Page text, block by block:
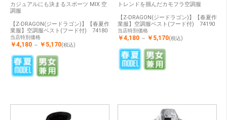
カジュアルにも決まるスポーツ MIX 空
調服
【Z-DRAGON(ジードラゴン)】【春夏作
業服】空調服ベスト(フード付) 74180
当店特別価格
￥4,180 ～ ￥5,170(税込)
トレンドを掴んだカモフラ空調服
【Z-DRAGON(ジードラゴン)】【春夏作
業服】空調服ベスト(フード付) 74190
当店特別価格
￥4,180 ～ ￥5,170(税込)